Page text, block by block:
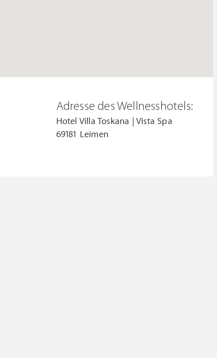
Adresse des Wellnesshotels:
Hotel Villa Toskana | Vista Spa
69181 Leimen